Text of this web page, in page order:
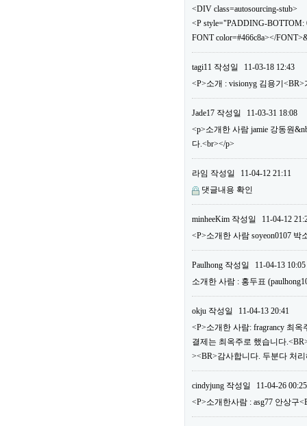
<DIV class=autosourcing-stub>
<P style="PADDING-
FONT color=#466c8a></
tagi11 작성일
11-03-18 12:43
<P>소개 : visionyg 김용기
Jade17 작성일
11-03-31 18:08
<p>소개한 사람 jamie 강동원
다.<br></p>
라임 작성일
11-04-12 21:11
댓글내용 확인
minheeKim 작성일
11-04-12
<P>소개한 사람 soyeon0107 박
Paulhong 작성일
11-04-13 10:05
소개한 사람 : 홍두표
okju 작성일
11-04-13 20:41
<P>소개한 사람: fragrancy 최
결제는 최옥주로 했습니다
><BR>감사합니다. 두분다 처
cindyjung 작성일
11-04-26 00:25
<P>소개한사람 : asg77 안상구